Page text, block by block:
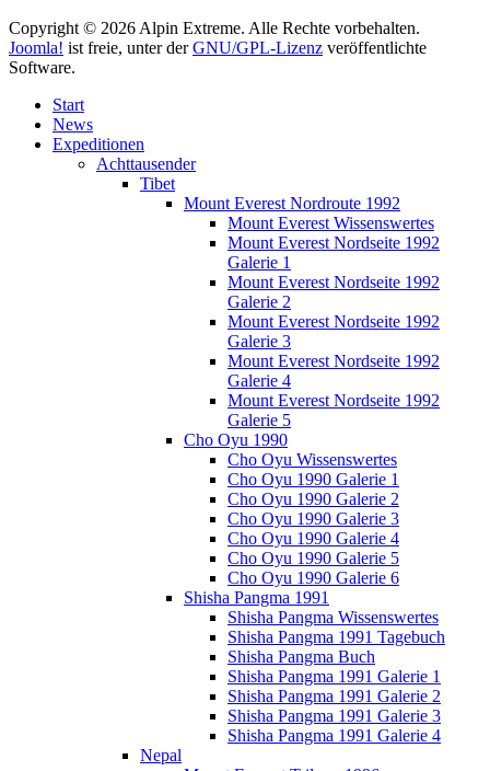
Copyright © 2026 Alpin Extreme. Alle Rechte vorbehalten.
Joomla! ist freie, unter derGNU/GPL-Lizenz veröffentlichte
Software.
Start
News
Expeditionen
Achttausender
Tibet
Mount Everest Nordroute 1992
Mount Everest Wissenswertes
Mount Everest Nordseite 1992
Galerie 1
Mount Everest Nordseite 1992
Galerie 2
Mount Everest Nordseite 1992
Galerie 3
Mount Everest Nordseite 1992
Galerie 4
Mount Everest Nordseite 1992
Galerie 5
Cho Oyu 1990
Cho Oyu Wissenswertes
Cho Oyu 1990 Galerie 1
Cho Oyu 1990 Galerie 2
Cho Oyu 1990 Galerie 3
Cho Oyu 1990 Galerie 4
Cho Oyu 1990 Galerie 5
Cho Oyu 1990 Galerie 6
Shisha Pangma 1991
Shisha Pangma Wissenswertes
Shisha Pangma 1991 Tagebuch
Shisha Pangma Buch
Shisha Pangma 1991 Galerie 1
Shisha Pangma 1991 Galerie 2
Shisha Pangma 1991 Galerie 3
Shisha Pangma 1991 Galerie 4
Nepal